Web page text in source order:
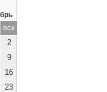
вск
2
9
16
23